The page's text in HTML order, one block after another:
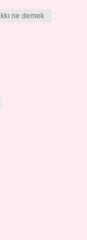
ne demek